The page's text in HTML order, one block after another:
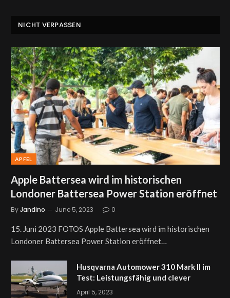
NICHT VERPASSEN
APFEL
Apple Battersea wird im historischen
Londoner Battersea Power Station eröffnet
ByJandino June 5, 2023 0
15. Juni 2023 FOTOS Apple Battersea wird im historischen
Londoner Battersea Power Station eröffnet…
Husqvarna Automower 310 Mark II im
Test: Leistungsfähig und clever
April 5, 2023